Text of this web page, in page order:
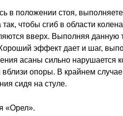
в положении стоя,
так, чтобы сгиб в области
вверх. Выполняя данную
эффект дает и шаг,
асаны сильно нарушается
вблизи опоры. В крайнем
сидя на стуле.
«Орел».